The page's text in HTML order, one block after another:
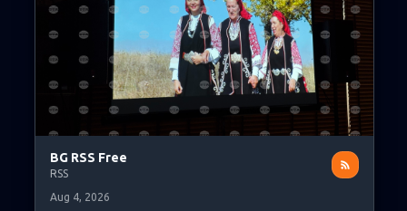
BG RSS Free
RSS
Aug 4, 2026